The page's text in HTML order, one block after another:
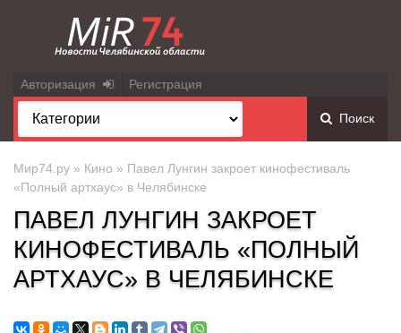
Авторизация Регистрация
Поиск
Мир74.ру » Кино » Павел Лунгин закроет кинофестиваль
«Полный артхаус» в Челябинске
ПАВЕЛ ЛУНГИН ЗАКРОЕТ
КИНОФЕСТИВАЛЬ «ПОЛНЫЙ
АРТХАУС» В ЧЕЛЯБИНСКЕ